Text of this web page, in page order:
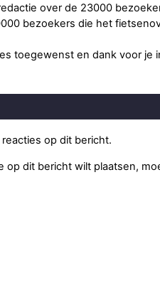
over de 23000
bezoekers die het
toegewenst en dank voor je
op dit bericht.
op dit bericht wilt plaatsen,